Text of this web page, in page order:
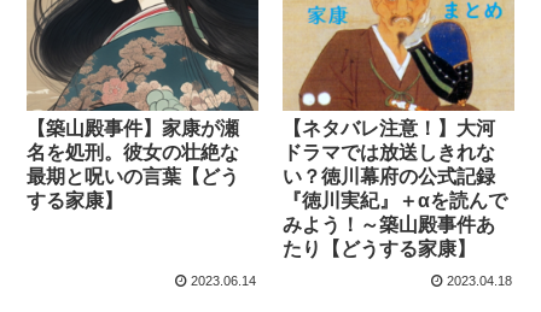
【築山殿事件】家康が瀬
名を処刑。彼女の壮絶な
最期と呪いの言葉【どう
する家康】
2023.06.14
【ネタバレ注意！】大河
ドラマでは放送しきれな
い？徳川幕府の公式記録
『徳川実紀』＋αを読んで
みよう！～築山殿事件あ
たり【どうする家康】
2023.04.18